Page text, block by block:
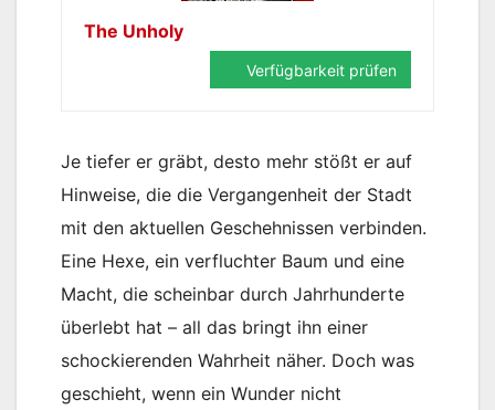
The Unholy
Verfügbarkeit prüfen
Je tiefer er gräbt, desto mehr stößt er auf
Hinweise, die die Vergangenheit der Stadt
mit den aktuellen Geschehnissen verbinden.
Eine Hexe, ein verfluchter Baum und eine
Macht, die scheinbar durch Jahrhunderte
überlebt hat – all das bringt ihn einer
schockierenden Wahrheit näher. Doch was
geschieht, wenn ein Wunder nicht